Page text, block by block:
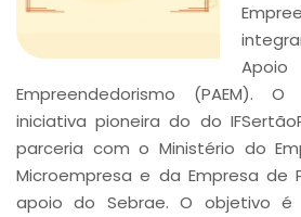
Empreendedorismo (PAEM).
iniciativa pioneira do do
parceria com o Ministério do
Microempresa e da Empresa de
apoio do Sebrae. O objetivo é